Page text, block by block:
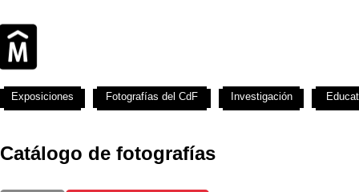
Catálogo de fotografías
Exposiciones Fotografías del CdF Investigación